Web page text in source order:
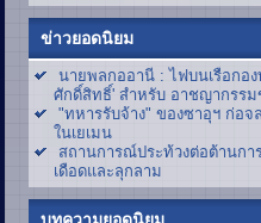
ข่าวยอดนิยม
นายพลกออานี : ไฟบนเรือกอ
ศักดิ์สิทธิ์' สำหรับ อาชญากรร
"ทหารรับจ้าง" ของซาอุฯ ก่อ
ในเยเมน
สถานการณ์ประท้วงต่อต้านกา
เดือดและลุกลาม